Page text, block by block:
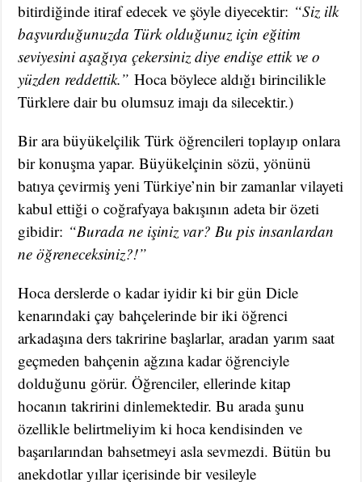
bitirdiğinde itiraf edecek ve şöyle diyecektir: “Siz ilk
başvurduğunuzda Türk olduğunuz için eğitim
seviyesini aşağıya çekersiniz diye endişe ettik ve o
yüzden reddettik.” Hoca böylece aldığı birincilikle
Türklere dair bu olumsuz imajı da silecektir.)
Bir ara büyükelçilik Türk öğrencileri toplayıp onlara
bir konuşma yapar. Büyükelçinin sözü, yönünü
batıya çevirmiş yeni Türkiye’nin bir zamanlar vilayeti
kabul ettiği o coğrafyaya bakışının adeta bir özeti
gibidir: “Burada ne işiniz var? Bu pis insanlardan
ne öğreneceksiniz?!”
Hoca derslerde o kadar iyidir ki bir gün Dicle
kenarındaki çay bahçelerinde bir iki öğrenci
arkadaşına ders takririne başlarlar, aradan yarım saat
geçmeden bahçenin ağzına kadar öğrenciyle
dolduğunu görür. Öğrenciler, ellerinde kitap
hocanın takririni dinlemektedir. Bu arada şunu
özellikle belirtmeliyim ki hoca kendisinden ve
başarılarından bahsetmeyi asla sevmezdi. Bütün bu
anekdotlar yıllar içerisinde bir vesileyle